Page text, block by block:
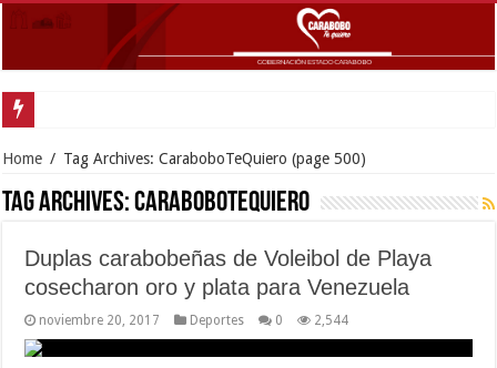
Home / Tag Archives: CaraboboTeQuiero (page 500)
Tag Archives:CaraboboTeQuiero
Duplas carabobeñas de Voleibol de Playa
cosecharon oro y plata para Venezuela
noviembre 20, 2017 Deportes 0 2,544